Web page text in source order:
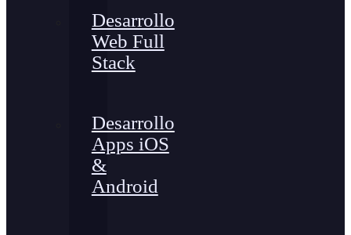
Desarrollo
Web Full
Stack
Desarrollo
Apps iOS
&
Android